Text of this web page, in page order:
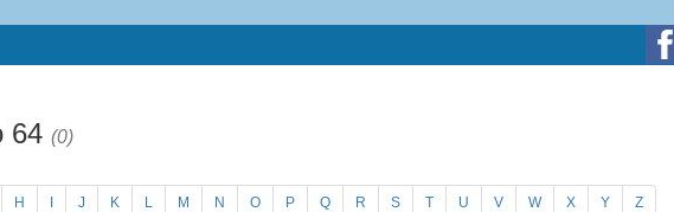
64 (0)
H J K L M N O P Q R S T U V W X Y Z